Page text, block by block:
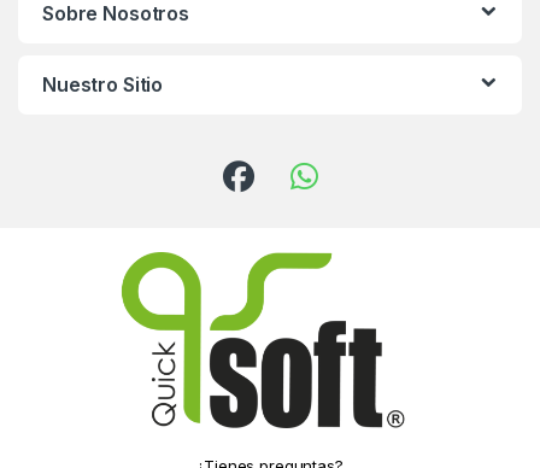
Sobre Nosotros
Nuestro Sitio